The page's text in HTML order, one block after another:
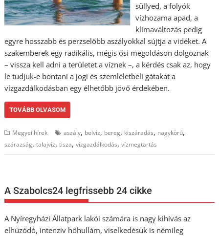
süllyed, a folyók
vízhozama apad, a
klímaváltozás pedig
egyre hosszabb és perzselőbb aszályokkal sújtja a vidéket. A
szakemberek egy radikális, mégis ősi megoldáson dolgoznak
– vissza kell adni a területet a víznek –, a kérdés csak az, hogy
le tudjuk-e bontani a jogi és szemléletbeli gátakat a
vízgazdálkodásban egy élhetőbb jövő érdekében.
TOVÁBB OLVASOM
Megyei hírek aszály, belvíz, bereg, kiszáradás, nagykörű,
szárazság,talajvíz,tisza,vízgazdálkodás,vízmegtartás
A Szabolcs24 legfrissebb 24 cikke
A Nyíregyházi Állatpark lakói számára is nagy kihívás az
elhúzódó, intenzív hőhullám, viselkedésük is némileg